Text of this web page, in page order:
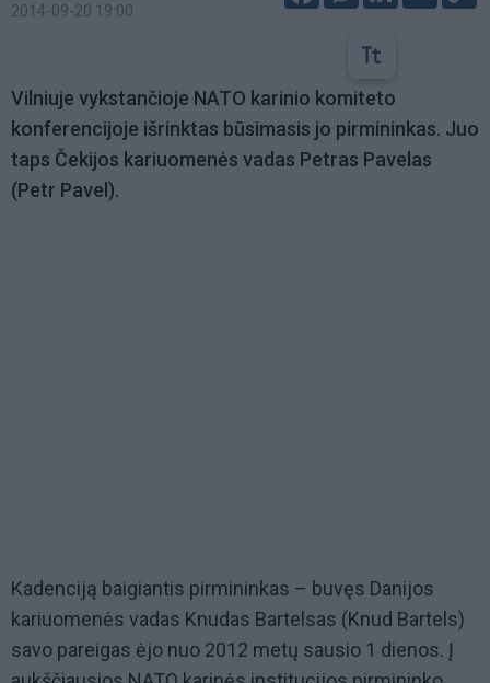
2014-09-20 19:00
Vilniuje vykstančioje NATO karinio komiteto
konferencijoje išrinktas būsimasis jo pirmininkas. Juo
taps Čekijos kariuomenės vadas Petras Pavelas
(Petr Pavel).
Kadenciją baigiantis pirmininkas – buvęs Danijos
kariuomenės vadas Knudas Bartelsas (Knud Bartels)
savo pareigas ėjo nuo 2012 metų sausio 1 dienos. Į